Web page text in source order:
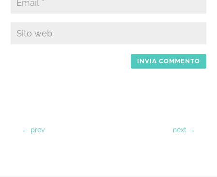
INVIA COMMENTO
← prev next →